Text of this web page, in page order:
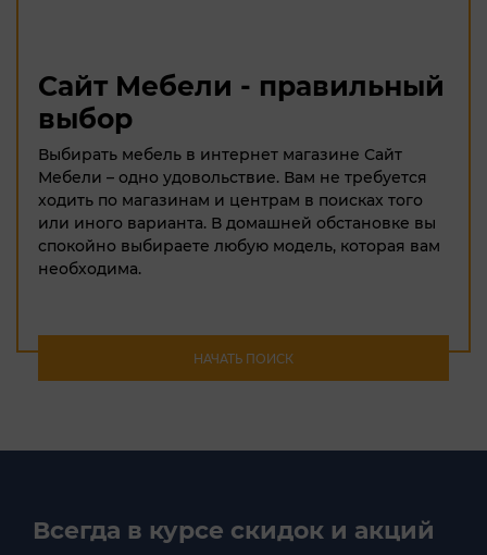
Сайт Мебели - правильный
выбор
Выбирать мебель в интернет магазине Сайт
Мебели – одно удовольствие. Вам не требуется
ходить по магазинам и центрам в поисках того
или иного варианта. В домашней обстановке вы
спокойно выбираете любую модель, которая вам
необходима.
НАЧАТЬ ПОИСК
Всегда в курсе скидок и акций